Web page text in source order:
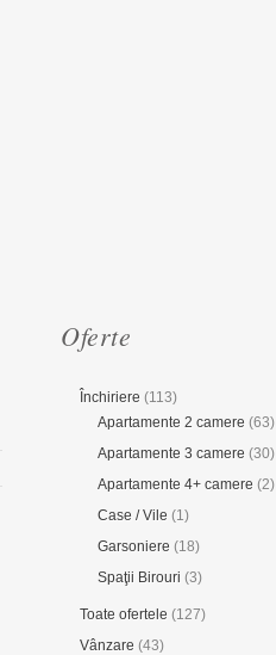
Oferte
Închiriere (113)
Apartamente 2 camere (63)
Apartamente 3 camere (30)
Apartamente 4+ camere (2)
Case / Vile (1)
Garsoniere (18)
Spaţii Birouri (3)
Toate ofertele (127)
Vânzare (43)